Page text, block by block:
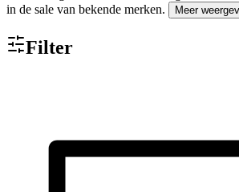
in de sale van bekende merken.
Meer
Filter